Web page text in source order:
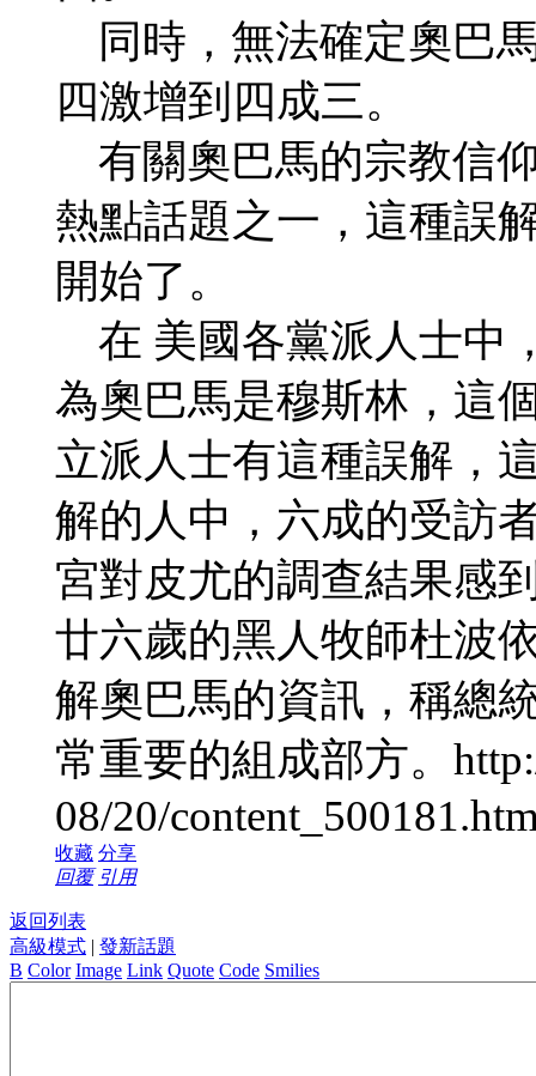
同時，無法確定奧巴
四激增到四成三。
有關奧巴馬的宗教信
熱點話題之一，這種誤
開始了。
在 美國各黨派人士中
為奧巴馬是穆斯林，這
立派人士有這種誤解，
解的人中，六成的受訪
宮對皮尤的調查結果感
廿六歲的黑人牧師杜波
解奧巴馬的資訊，稱總
常重要的組成部方。
08/20/
收藏 分享
回覆 引用
返回列表
高級模式 | 發新話題
B Color Image Link Quote Code Smilies